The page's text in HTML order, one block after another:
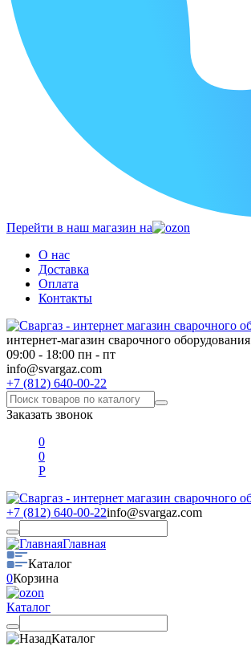
Перейти в наш магазин на
О нас
Доставка
Оплата
Контакты
интернет-магазин сварочного оборудования
09:00 - 18:00 пн - пт
info@svargaz.com
+7 (812) 640-00-22
Заказать звонок
0
0
Р
+7 (812) 640-00-22info@svargaz.com
Главная
Каталог
0Корзина
Каталог
Каталог